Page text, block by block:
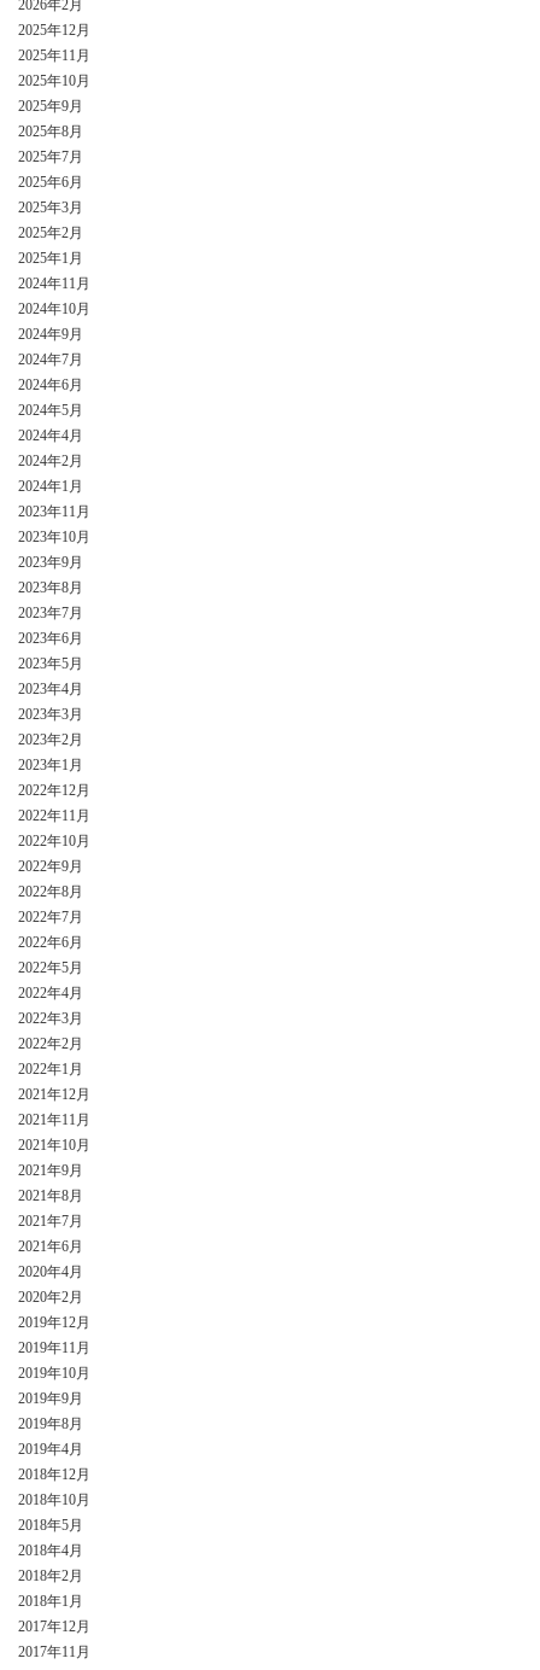
2026年2月
2025年12月
2025年11月
2025年10月
2025年9月
2025年8月
2025年7月
2025年6月
2025年3月
2025年2月
2025年1月
2024年11月
2024年10月
2024年9月
2024年7月
2024年6月
2024年5月
2024年4月
2024年2月
2024年1月
2023年11月
2023年10月
2023年9月
2023年8月
2023年7月
2023年6月
2023年5月
2023年4月
2023年3月
2023年2月
2023年1月
2022年12月
2022年11月
2022年10月
2022年9月
2022年8月
2022年7月
2022年6月
2022年5月
2022年4月
2022年3月
2022年2月
2022年1月
2021年12月
2021年11月
2021年10月
2021年9月
2021年8月
2021年7月
2021年6月
2020年4月
2020年2月
2019年12月
2019年11月
2019年10月
2019年9月
2019年8月
2019年4月
2018年12月
2018年10月
2018年5月
2018年4月
2018年2月
2018年1月
2017年12月
2017年11月